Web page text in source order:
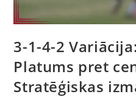
3-1-4-2
Platums pret
Stratēģiskas